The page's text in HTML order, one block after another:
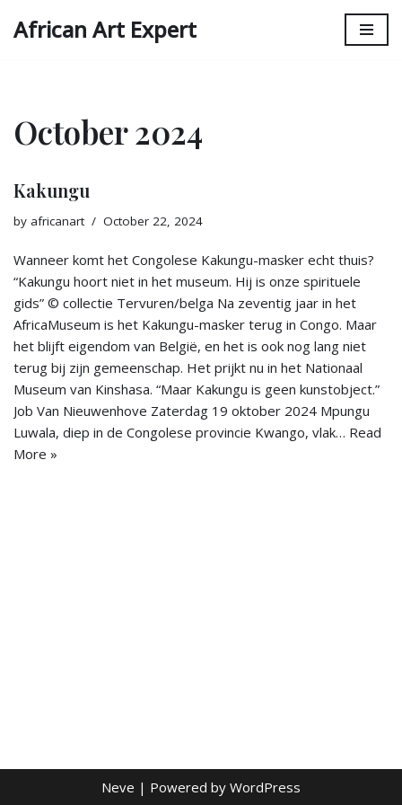
African Art Expert
October 2024
Kakungu
by africanart October 22, 2024
Wanneer komt het Congolese Kakungu-masker echt thuis?
“Kakungu hoort niet in het museum. Hij is onze spirituele
gids” © collectie Tervuren/belga Na zeventig jaar in het
Africa­Museum is het Kakungu-masker terug in Congo. Maar
het blijft eigendom van België, en het is ook nog lang niet
terug bij zijn gemeen­schap. Het prijkt nu in het Nationaal
Museum van Kinshasa. “Maar Kakungu is geen kunstobject.”
Job Van Nieuwenhove Zaterdag 19 oktober 2024 Mpungu
Luwala, diep in de Congolese provincie Kwango, vlak… Read
More »
Neve | Powered by WordPress